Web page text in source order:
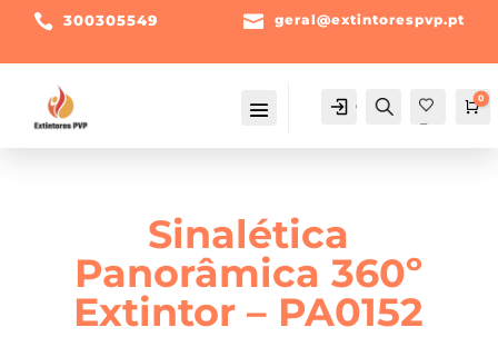
 300305549  geral@extintorespvp.pt
Conta
Pesquisa
Fav
0
Sinalética
Panorâmica 360º
Extintor – PA0152